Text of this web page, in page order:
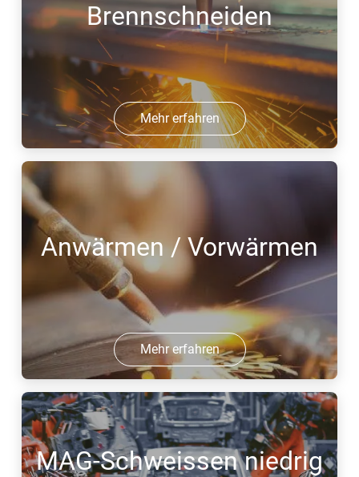
Brennschneiden
Mehr erfahren
Anwärmen / Vorwärmen
Mehr erfahren
MAG-Schweissen niedrig